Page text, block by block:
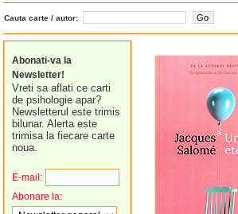
Cauta carte / autor:
Abonati-va la
Newsletter!
Vreti sa aflati ce carti
de psihologie apar?
Newsletterul este trimis
bilunar. Alerta este
trimisa la fiecare carte
noua.
E-mail:
Abonare la: